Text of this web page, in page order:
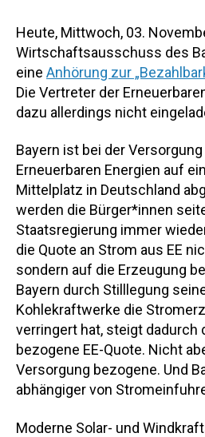
Heute, Mittwoch, 03.
Wirtschaftsausschuss des
eine Anhörung zur
Die Vertreter der
dazu allerdings nicht
Bayern ist bei der
Erneuerbaren Energien auf
Mittelplatz in Deutschland
werden die Bürger*innen
Staatsregierung immer
die Quote an Strom aus EE
sondern auf die Erzeugung
Bayern durch Stilllegung
Kohlekraftwerke die
verringert hat, steigt dadurch
bezogene EE-Quote. Nicht
Versorgung bezogene. Und
abhängiger von
Moderne Solar- und